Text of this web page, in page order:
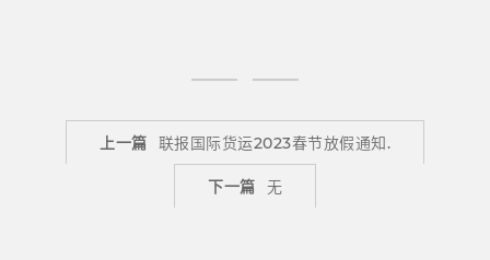
上一篇 联报国际货运2023春节放假通知.
下一篇 无